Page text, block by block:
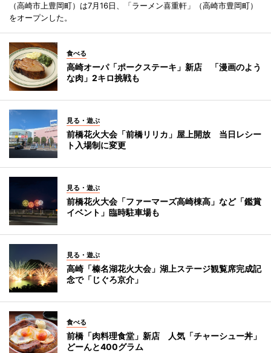
（高崎市上豊岡町）は7月16日、「ラーメン喜重軒」（高崎市豊岡町）
をオープンした。
食べる
高崎オーパ「ポークステーキ」新店 「漫画のよう
な肉」2キロ挑戦も
見る・遊ぶ
前橋花火大会「前橋リリカ」屋上開放 当日レシー
ト入場制に変更
見る・遊ぶ
前橋花火大会「ファーマーズ高崎棟高」など「鑑賞
イベント」臨時駐車場も
見る・遊ぶ
高崎「榛名湖花火大会」湖上ステージ観覧席完成記
念で「じぐろ京介」
食べる
前橋「肉料理食堂」新店 人気「チャーシュー丼」
どーんと400グラム